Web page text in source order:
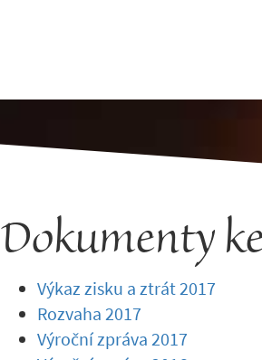
Dokumenty
Výkaz zisku a ztrát 2017
Rozvaha 2017
Výroční zpráva 2017